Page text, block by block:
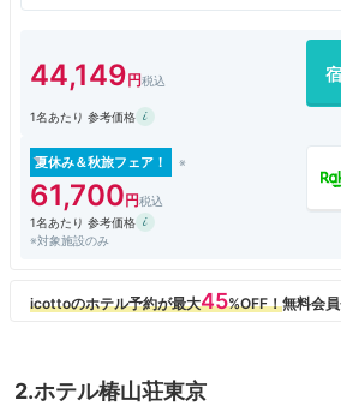
くれて、グローバリストの&#12316;様ですね
い。私はモタモタするのが嫌なのでこれまた評
った総支配人（以前と変わったようですね。）
ました。ラウンジで食べて思うのですが、ハイ
席もいい感じ。ただ、週末は制限をするようで
ので一気に雰囲気が悪くなります。客室は一番
はないのですが、遮音が弱いのと朝の結露だけ
ィングデスクも使いやすいし、広いバスルーム
ークハイアットよりも評価大にします。それと
しきジャグジーはふやけてひっくり返るまで
のが私のお気に入り。駐車場は高いのにハイア
44,149
1名あたり 参考価格
夏休み＆秋旅フェア！
61,700
1名あたり 参考価格
※対象施設のみ
2.ホテル椿山荘東京